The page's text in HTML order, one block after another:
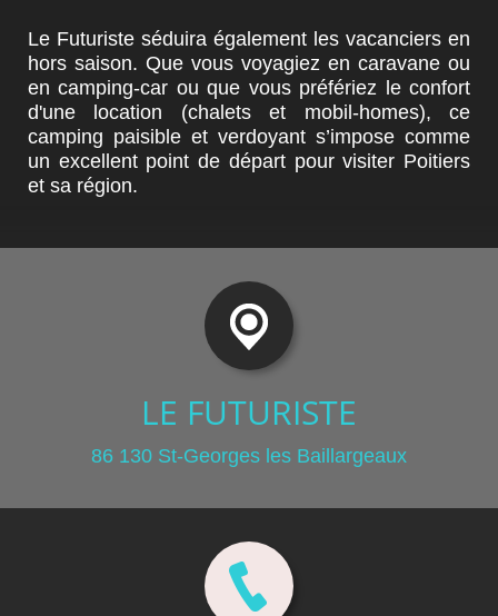
Le Futuriste séduira également les vacanciers en
hors saison. Que vous voyagiez en caravane ou
en camping-car ou que vous préfériez le confort
d'une location (chalets et mobil-homes), ce
camping paisible et verdoyant s’impose comme
un excellent point de départ pour visiter Poitiers
et sa région.
LE FUTURISTE
86 130 St-Georges les Baillargeaux